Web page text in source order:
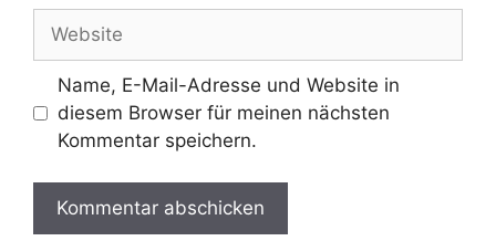
Adresse
Name, E-Mail-Adresse und Website in
diesem Browser für meinen nächsten
Kommentar speichern.